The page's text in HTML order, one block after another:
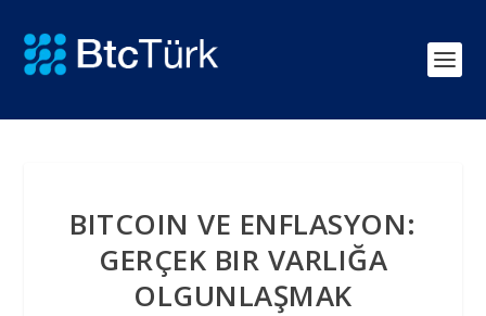
BITCOIN VE ENFLASYON:
GERÇEK BIR VARLIĞA
OLGUNLAŞMAK